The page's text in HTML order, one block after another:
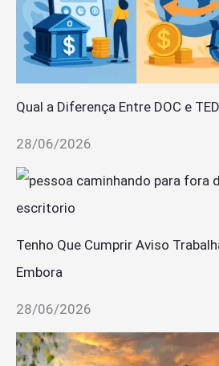
Qual a Diferença Entre DOC e
28/06/2026
Tenho Que Cumprir Aviso
Embora
28/06/2026